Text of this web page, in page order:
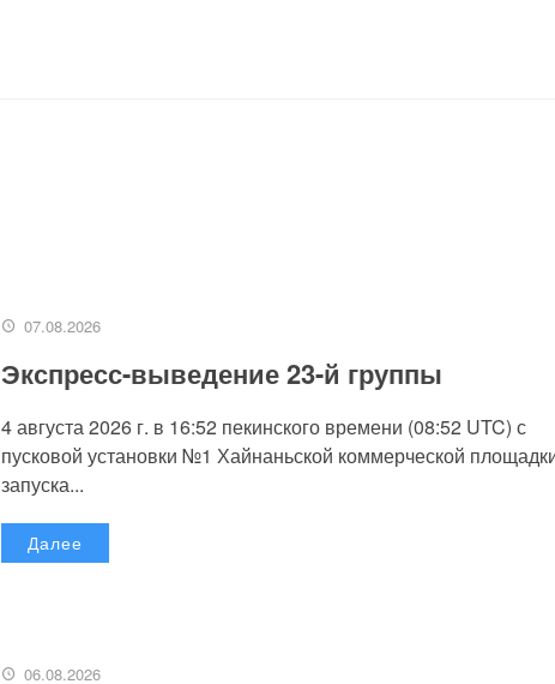
07.08.2026
Экспресс-выведение 23-й группы
4 августа 2026 г. в 16:52 пекинского времени (08:52 UTC) с
пусковой установки №1 Хайнаньской коммерческой
запуска...
Далее
06.08.2026